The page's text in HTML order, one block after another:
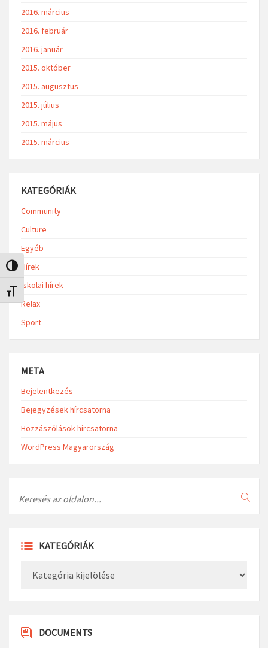
Nagy kontraszt váltása
Betűméret váltása
2016. március
2016. február
2016. január
2015. október
2015. augusztus
2015. július
2015. május
2015. március
KATEGÓRIÁK
Community
Culture
Egyéb
Hírek
Iskolai hírek
Relax
Sport
META
Bejelentkezés
Bejegyzések hírcsatorna
Hozzászólások hírcsatorna
WordPress Magyarország
KATEGÓRIÁK
DOCUMENTS